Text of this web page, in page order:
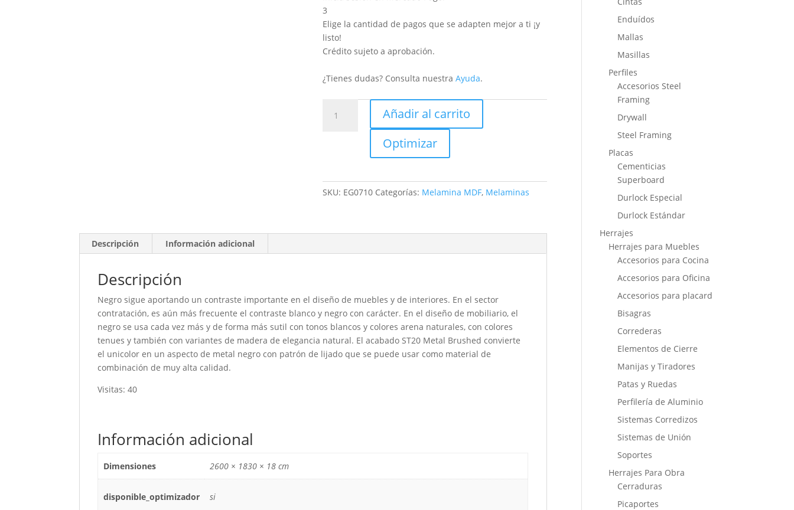
3
Elige la cantidad de pagos que se adapten mejor a ti ¡y
listo!
Crédito sujeto a aprobación.
¿Tienes dudas? Consulta nuestraAyuda.
Negro
260x183
Añadir al carrito
Optimizar
SKU: EG0710 Categorías: Melamina MDF, Melaminas
Descripción Información adicional
Descripción
Negro sigue aportando un contraste importante en el diseño de muebles y de interiores. En el sector
contratación, es aún más frecuente el contraste blanco y negro con carácter. En el diseño de mobiliario, el
negro se usa cada vez más y de forma más sutil con tonos blancos y colores arena naturales, con colores
tenues y también con variantes de madera de elegancia natural. El acabado ST20 Metal Brushed convierte
el unicolor en un aspecto de metal negro con patrón de lijado que se puede usar como material de
combinación de muy alta calidad.
Visitas: 40
Información adicional
Dimensiones 2600 × 1830 × 18 cm
disponible_optimizador si
Enduídos
Mallas
Masillas
Perfiles
Accesorios Steel
Framing
Drywall
Steel Framing
Placas
Cementicias
Superboard
Durlock Especial
Durlock Estándar
Herrajes
Herrajes para Muebles
Accesorios para Cocina
Accesorios para Oficina
Accesorios para placard
Bisagras
Correderas
Elementos de Cierre
Manijas y Tiradores
Patas y Ruedas
Perfilería de Aluminio
Sistemas Corredizos
Sistemas de Unión
Soportes
Herrajes Para Obra
Cerraduras
Picaportes